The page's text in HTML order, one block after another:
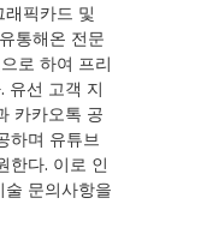
픽카드 및
통해온 전문
로 하여 프리
유선 고객 지
카카오톡 공
하며 유튜브
한다. 이로 인
문의사항을